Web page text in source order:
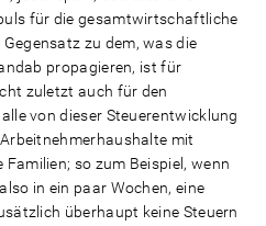
für die gesamtwirtschaftliche
zu dem, was die
propagieren, ist für
zuletzt auch für den
von dieser Steuerentwicklung
mit
so zum Beispiel, wenn
in ein paar Wochen, eine
überhaupt keine Steuern